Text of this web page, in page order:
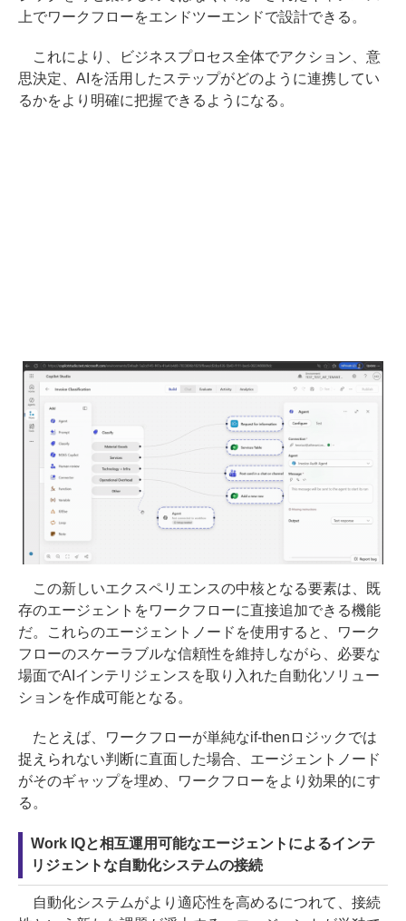
上でワークフローをエンドツーエンドで設計できる。
これにより、ビジネスプロセス全体でアクション、意
思決定、AIを活用したステップがどのように連携してい
るかをより明確に把握できるようになる。
この新しいエクスペリエンスの中核となる要素は、既
存のエージェントをワークフローに直接追加できる機能
だ。これらのエージェントノードを使用すると、ワーク
フローのスケーラブルな信頼性を維持しながら、必要な
場面でAIインテリジェンスを取り入れた自動化ソリュー
ションを作成可能となる。
たとえば、ワークフローが単純なif-thenロジックでは
捉えられない判断に直面した場合、エージェントノード
がそのギャップを埋め、ワークフローをより効果的にす
る。
Work IQと相互運用可能なエージェントによるインテ
リジェントな自動化システムの接続
自動化システムがより適応性を高めるにつれて、接続